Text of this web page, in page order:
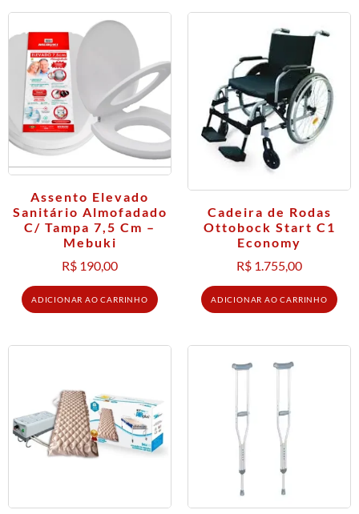
Assento Elevado
Sanitário Almofadado
C/ Tampa 7,5 Cm –
Mebuki
R$ 190,00
ADICIONAR AO CARRINHO
Cadeira de Rodas
Ottobock Start C1
Economy
R$ 1.755,00
ADICIONAR AO CARRINHO